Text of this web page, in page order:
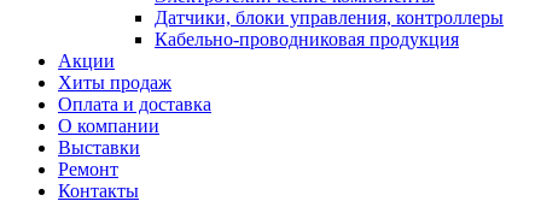
Датчики, блоки управления, контроллеры
Кабельно-проводниковая продукция
Акции
Хиты продаж
Оплата и доставка
О компании
Выставки
Ремонт
Контакты